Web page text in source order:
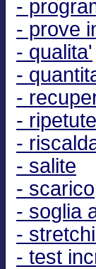
-
- prove
- qualita'
-
-
- ripetute
-
- salite
- scarico
- soglia
-
- test